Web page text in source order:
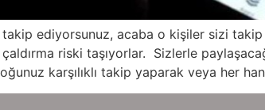
ediyorsunuz, acaba o kişiler sizi
riski taşıyorlar. Sizlerle
karşılıklı takip yaparak veya her